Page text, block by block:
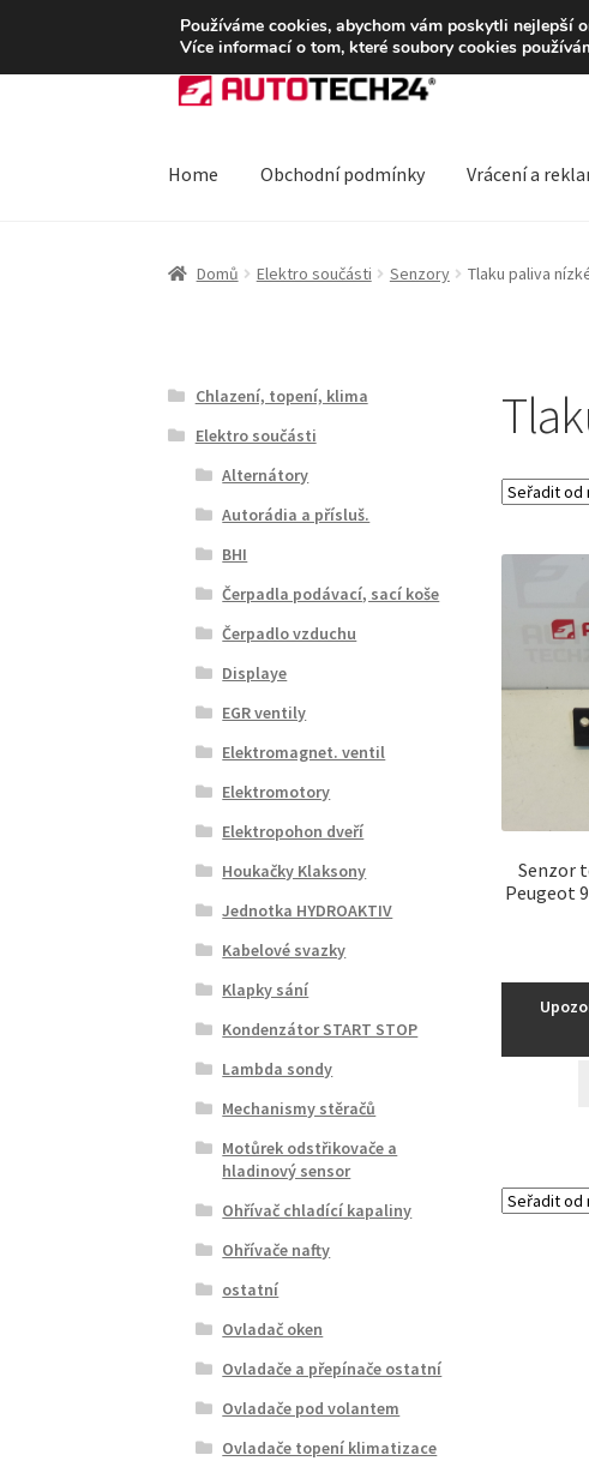
DOPRAVA od 139,-Kč
Přeskočit
na
Přejít
webu
Home Obchodní podmínky Vrácení a
Domů Elektro součásti Senzory Tlaku paliva
Senzor
Peugeot
Chlazení, topení, klima
Elektro součásti
Alternátory
Autorádia a přísluš.
BHI
Čerpadla podávací, sací koše
Čerpadlo vzduchu
Displaye
EGR ventily
Elektromagnet. ventil
Elektromotory
Elektropohon dveří
Houkačky Klaksony
Jednotka HYDROAKTIV
Kabelové svazky
Klapky sání
Kondenzátor START STOP
Lambda sondy
Mechanismy stěračů
Motůrek odstřikovače a
hladinový sensor
Ohřívač chladící kapaliny
Ohřívače nafty
ostatní
Ovladač oken
Ovladače a přepínače ostatní
Ovladače pod volantem
Ovladače topení klimatizace
Používáme cookies, abychom vám poskytli nejlepší
Více informací o tom, které soubory cookies